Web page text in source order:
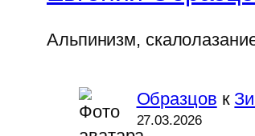
Альпинизм,
Образцов к
27.03.2026